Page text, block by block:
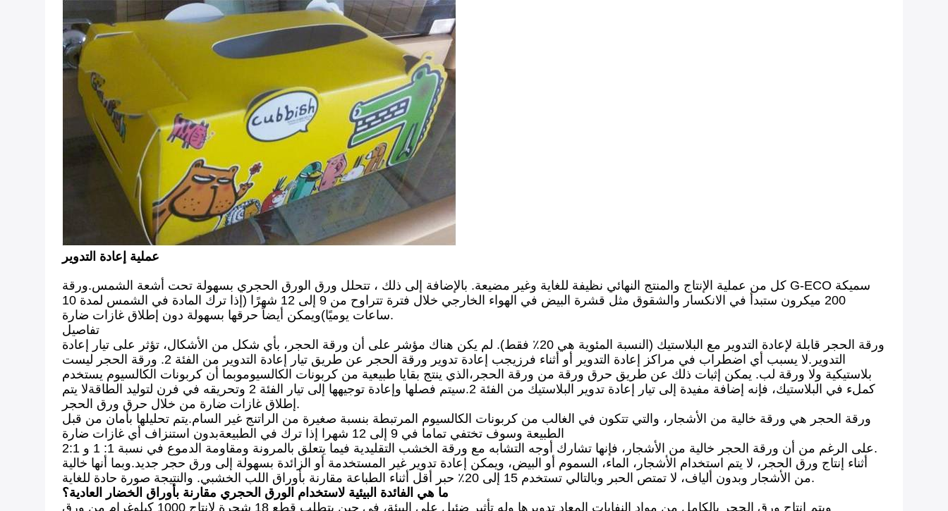
عملية إعادة التدوير
كل من عملية الإنتاج والمنتج النهائي نظيفة للغاية وغير مضيعة. بالإضافة إلى ذلك ، تتحلل ورق الورق الحجري بسهولة تحت أشعة الشمس.ورقة G-ECO سميكة
200 ميكرون ستبدأ في الانكسار والشقوق مثل قشرة البيض في الهواء الخارجي خلال فترة تتراوح من 9 إلى 12 شهرًا (إذا ترك المادة في الشمس لمدة 10
ساعات يوميًا)ويمكن أيضاً حرقها بسهولة دون إطلاق غازات ضارة.
تفاصيل
ورقة الحجر قابلة لإعادة التدوير مع البلاستيك (النسبة المئوية هي 20٪ فقط). لم يكن هناك مؤشر على أن ورقة الحجر، بأي شكل من الأشكال، تؤثر على تيار إعادة
التدوير.لا يسبب أي اضطراب في مراكز إعادة التدوير أو أثناء فرزيجب إعادة تدوير ورقة الحجر عن طريق تيار إعادة التدوير من الفئة 2. ورقة الحجر ليست
بلاستيكية ولا ورقة لب. يمكن إثبات ذلك عن طريق حرق ورقة من ورقة الحجر،الذي ينتج بقايا طبيعية من كربونات الكالسيوموبما أن كربونات الكالسيوم يستخدم
كملء في البلاستيك، فإنه إضافة مفيدة إلى تيار إعادة تدوير البلاستيك من الفئة 2.سيتم فصلها وإعادة توجيهها إلى تيار الفئة 2 وتحريقه في فرن لتوليد الطاقةلا يتم
إطلاق غازات ضارة من خلال حرق ورق الحجر.
ورقة الحجر هي ورقة خالية من الأشجار، والتي تتكون في الغالب من كربونات الكالسيوم المرتبطة بنسبة صغيرة من الراتنج غير السام.يتم تحليلها بأمان من قبل
الطبيعة وسوف تختفي تماما في 9 إلى 12 شهرا إذا ترك في الطبيعةبدون استنزاف أي غازات ضارة
على الرغم من أن ورقة الحجر خالية من الأشجار، فإنها تشارك أوجه التشابه مع ورقة الخشب التقليدية فيما يتعلق بالمرونة ومقاومة الدموع في نسبة 1: 1 و 2:1.
أثناء إنتاج ورق الحجر، لا يتم استخدام الأشجار، الماء، السموم أو البيض، ويمكن إعادة تدوير غير المستخدمة أو الزائدة بسهولة إلى ورق حجر جديد.وبما أنها خالية
من الأشجار وبدون ألياف، لا تمتص الحبر وبالتالي تستخدم 15 إلى 20٪ حبر أقل أثناء الطباعة مقارنة بأوراق اللب الخشبي. والنتيجة صورة حادة للغاية.
ما هي الفائدة البيئية لاستخدام الورق الحجري مقارنة بأوراق الخضار العادية؟
ويتم إنتاج ورق الحجر بالكامل من مواد النفايات المعاد تدويرها وله تأثير ضئيل على البيئة، في حين يتطلب قطع 18 شجرة لإنتاج 1000 كيلوغرام من ورق